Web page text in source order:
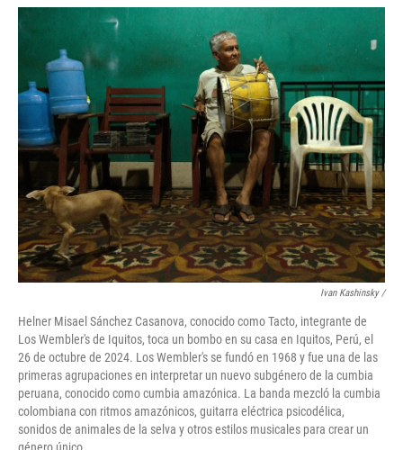
Ivan Kashinsky/
Helner Misael Sánchez Casanova, conocido como Tacto, integrante de
Los Wembler's de Iquitos, toca un bombo en su casa en Iquitos, Perú, el
26 de octubre de 2024. Los Wembler's se fundó en 1968 y fue una de las
primeras agrupaciones en interpretar un nuevo subgénero de la cumbia
peruana, conocido como cumbia amazónica. La banda mezcló la cumbia
colombiana con ritmos amazónicos, guitarra eléctrica psicodélica,
sonidos de animales de la selva y otros estilos musicales para crear un